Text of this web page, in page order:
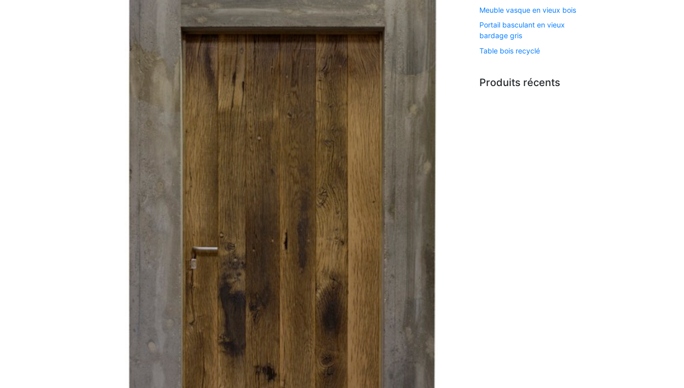
Meuble vasque en vieux bois
Portail basculant en vieux
bardage gris
Table bois recyclé
Produits récents